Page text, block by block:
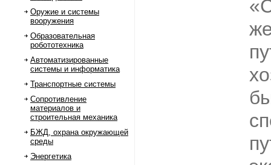
Оружие и системы
вооружения
Образовательная
робототехника
Автоматизированные
системы и информатика
Транспортные системы
Сопротивление
материалов и
строительная механика
БЖД, охрана окружающей
среды
Энергетика